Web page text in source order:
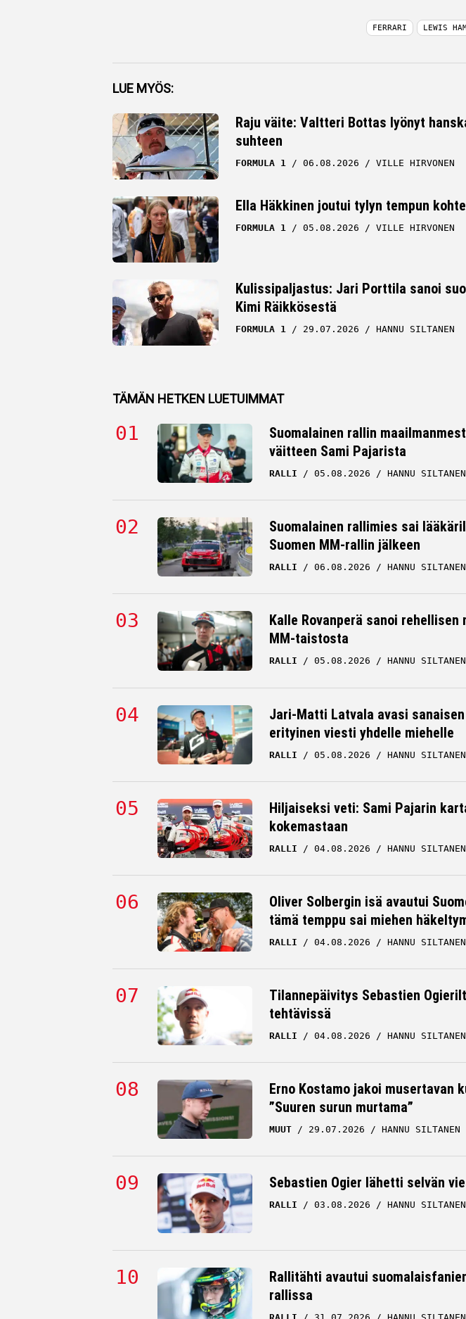
Facebook
Twitter
Whatsapp
FERRARI LEWIS
LUE MYÖS:
Raju väite: Valtteri Bottas lyönyt
suhteen
FORMULA 1 06.08.2026 VILLE HIRVONEN
Ella Häkkinen joutui tylyn tempun
FORMULA 1 05.08.2026 VILLE HIRVONEN
Kulissipaljastus: Jari Porttila sanoi
Kimi Räikkösestä
FORMULA 1 29.07.2026 HANNU SILTANEN
TÄMÄN HETKEN LUETUIMMAT
Suomalainen rallin
väitteen Sami Pajarista
RALLI 05.08.2026 HANNU SILTANEN
Suomalainen rallimies sai
Suomen MM-rallin jälkeen
RALLI 06.08.2026 HANNU SILTANEN
Kalle Rovanperä sanoi
MM-taistosta
RALLI 05.08.2026 HANNU SILTANEN
Jari-Matti Latvala avasi
erityinen viesti yhdelle miehelle
RALLI 05.08.2026 HANNU SILTANEN
Hiljaiseksi veti: Sami Pajarin
kokemastaan
RALLI 04.08.2026 HANNU SILTANEN
Oliver Solbergin isä avautui
tämä temppu sai miehen
RALLI 04.08.2026 HANNU SILTANEN
Tilannepäivitys Sebastien
tehtävissä
RALLI 04.08.2026 HANNU SILTANEN
Erno Kostamo jakoi musertavan
”Suuren surun murtama”
MUUT 29.07.2026 HANNU SILTANEN
Sebastien Ogier lähetti selvän
RALLI 03.08.2026 HANNU SILTANEN
Rallitähti avautui
rallissa